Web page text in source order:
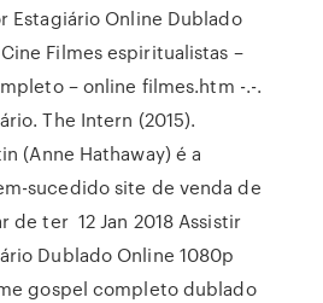
Estagiário Online Dublado
Filmes espiritualistas –
– online filmes.htm -.-.
The Intern (2015).
(Anne Hathaway) é a
sucedido site de venda de
de ter 12 Jan 2018 Assistir
Dublado Online 1080p
gospel completo dublado